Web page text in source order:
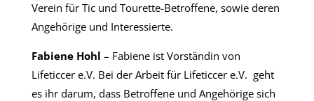
Verein für Tic und Tourette-Betroffene, sowie deren
Angehörige und Interessierte.
Fabiene Hohl – Fabiene ist Vorständin von
Lifeticcer e.V. Bei der Arbeit für Lifeticcer e.V. geht
es ihr darum, dass Betroffene und Angehörige sich